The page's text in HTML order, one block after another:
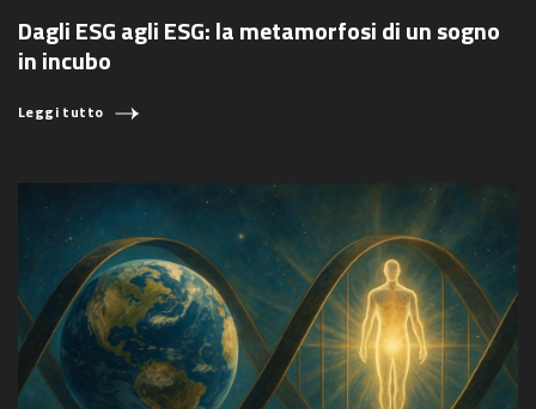
Dagli ESG agli ESG: la metamorfosi di un sogno
in incubo
Leggi tutto